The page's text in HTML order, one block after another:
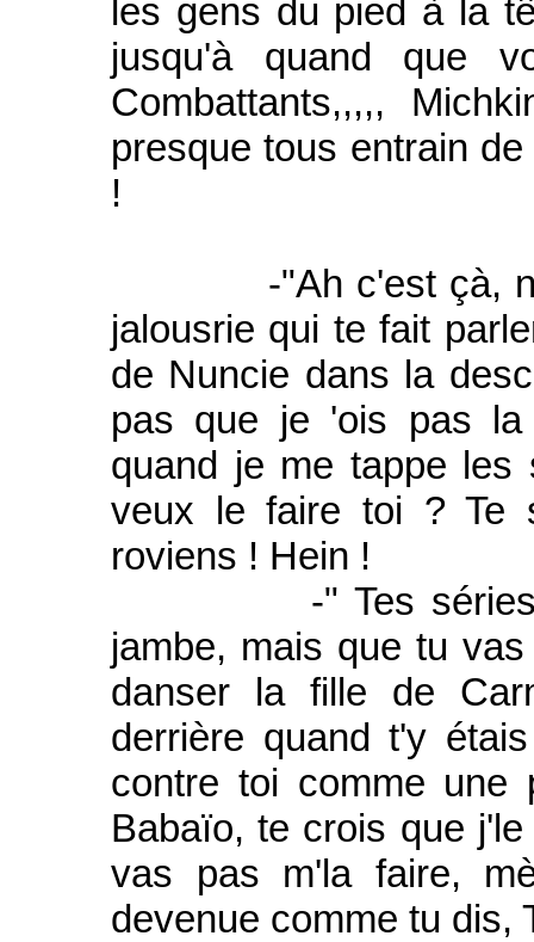
les gens du pied à la
jusqu'à quand que
Combattants,,,,,
presque tous entrain
!
-"Ah c'est çà,
jalousrie qui te fait
de Nuncie dans la
pas que je 'ois pas
quand je me tappe
veux le faire toi ? Te
roviens ! Hein !
-" Tes séries de
jambe, mais que tu
danser la fille de
derrière quand t'y
contre toi comme une
Babaïo, te crois que
vas pas m'la faire,
devenue comme tu dis,